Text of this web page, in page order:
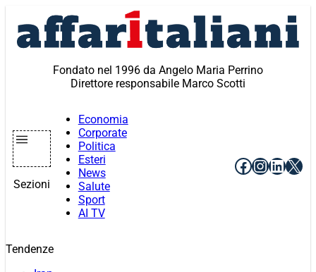
contenuto
Fondato nel 1996 da Angelo Maria Perrino
Direttore responsabile Marco Scotti
Sezioni
Economia
Corporate
Politica
Esteri
News
Salute
Sport
AI TV
Facebook
X
Tendenze